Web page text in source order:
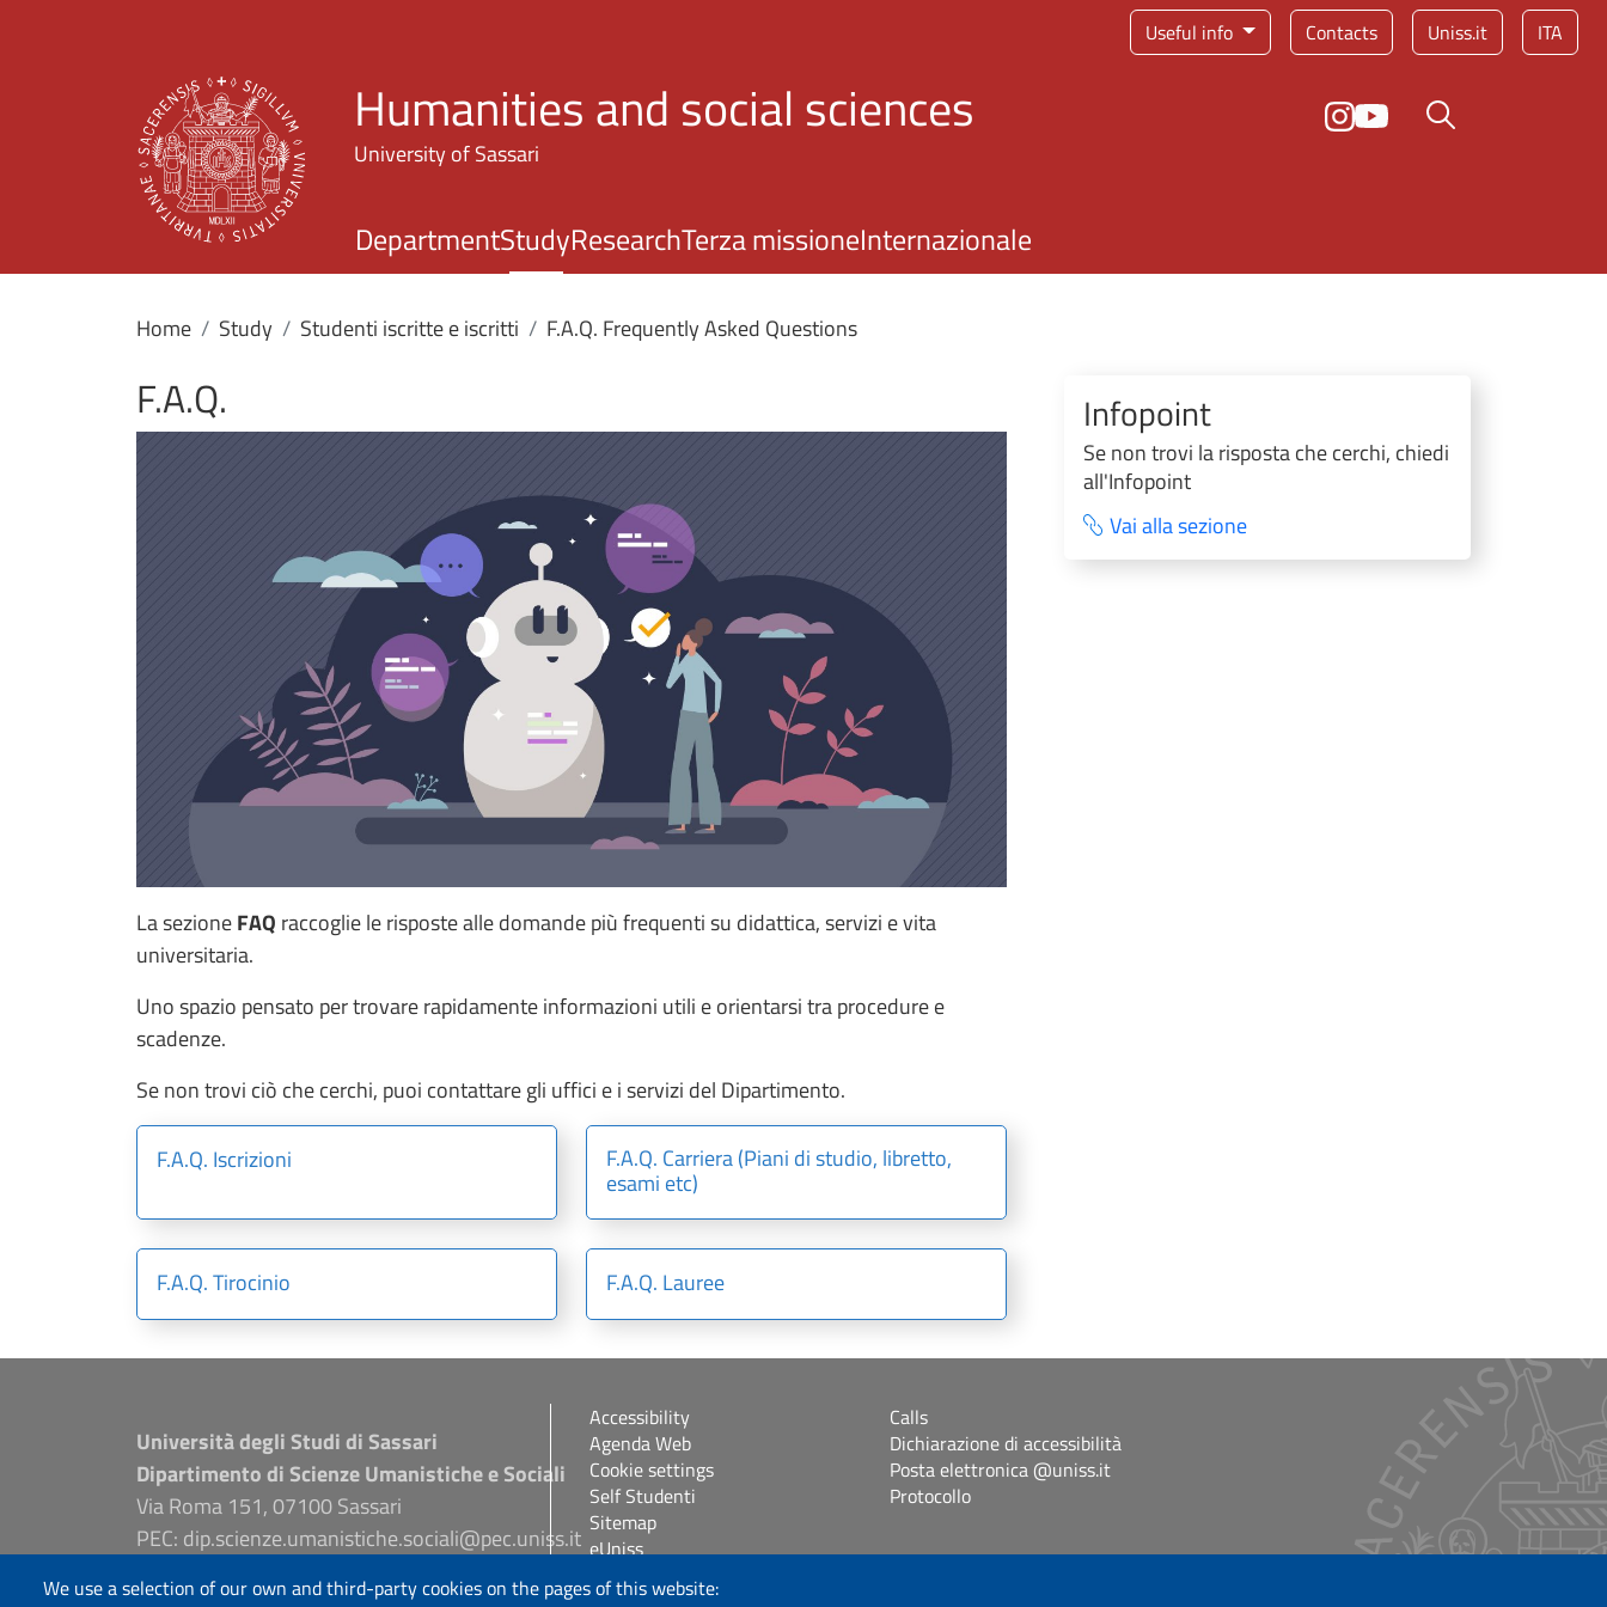
Useful info Service menu
Contacts Uniss.it ITA
We use a selection of our own and third-party cookies on the pages of this website:
Humanities and social sciences
University of Sassari
Search button
DepartmentStudyResearchTerza missioneInternazionale
Home Study Studenti iscritte e iscritti F.A.Q. Frequently Asked Questions
F.A.Q.
La sezioneFAQ raccoglie le risposte alle domande più frequenti su didattica, servizi e vita
universitaria.
Uno spazio pensato per trovare rapidamente informazioni utili e orientarsi tra procedure e
scadenze.
Se non trovi ciò che cerchi, puoi contattare gli uffici e i servizi del Dipartimento.
F.A.Q. Iscrizioni F.A.Q. Carriera (Piani di studio, libretto,
esami etc)
F.A.Q. Tirocinio F.A.Q. Lauree
Infopoint
Se non trovi la risposta che cerchi, chiedi
all'Infopoint
Vai alla sezione
Università degli Studi di Sassari
Dipartimento di Scienze Umanistiche e Sociali
Via Roma 151, 07100 Sassari
PEC: dip.scienze.umanistiche.sociali@pec.uniss.it
Accessibility
Agenda Web
Cookie settings
Self Studenti
Sitemap
eUniss
Calls
Dichiarazione di accessibilità
Posta elettronica @uniss.it
Protocollo